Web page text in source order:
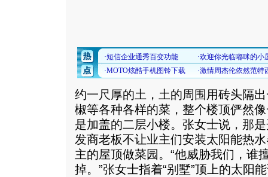
约一尺厚的土，土的周围用砖头隔
椒等各种各样的菜，整个楼顶俨然
是加盖的二层小楼。张女士说，那
发商老板不让业主们安装太阳能热
主的屋顶做菜园。“他威胁我们，谁
掉。”张女士指着“别墅”顶上的太阳